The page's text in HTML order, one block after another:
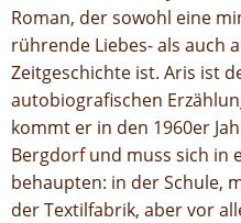
Roman, der sowohl eine
rührende Liebes- als auch
Zeitgeschichte ist. Aris ist
autobiografischen
kommt er in den 1960er
Bergdorf und muss sich in
behaupten: in der Schule,
der Textilfabrik, aber vor